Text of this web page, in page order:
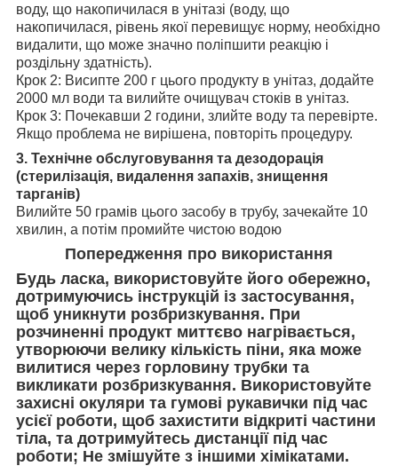
воду, що накопичилася в унітазі (воду, що
накопичилася, рівень якої перевищує норму, необхідно
видалити, що може значно поліпшити реакцію і
роздільну здатність).
Крок 2: Висипте 200 г цього продукту в унітаз, додайте
2000 мл води та вилийте очищувач стоків в унітаз.
Крок 3: Почекавши 2 години, злийте воду та перевірте.
Якщо проблема не вирішена, повторіть процедуру.
3. Технічне обслуговування та дезодорація
(стерилізація, видалення запахів, знищення
тарганів)
Вилийте 50 грамів цього засобу в трубу, зачекайте 10
хвилин, а потім промийте чистою водою
Попередження про використання
Будь ласка, використовуйте його обережно,
дотримуючись інструкцій із застосування,
щоб уникнути розбризкування. При
розчиненні продукт миттєво нагрівається,
утворюючи велику кількість піни, яка може
вилитися через горловину трубки та
викликати розбризкування. Використовуйте
захисні окуляри та гумові рукавички під час
усієї роботи, щоб захистити відкриті частини
тіла, та дотримуйтесь дистанції під час
роботи; Не змішуйте з іншими хімікатами.